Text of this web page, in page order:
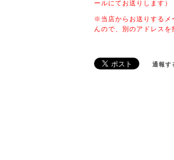
ールにてお送りします）
※当店からお送りするメ
んので、別のアドレスを
通報す